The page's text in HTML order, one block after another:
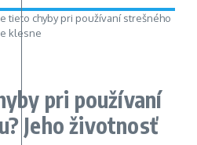
tieto chyby pri používaní strešného
klesne
pri používaní
Jeho životnosť